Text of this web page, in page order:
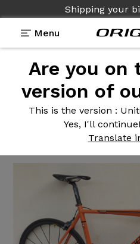
Shipping your
Menu
Are you on
version of
This is the version :
Yes, I'll continue
Translate
Reviews> Velo de route
Velo deroute
Ultegra R-Sys